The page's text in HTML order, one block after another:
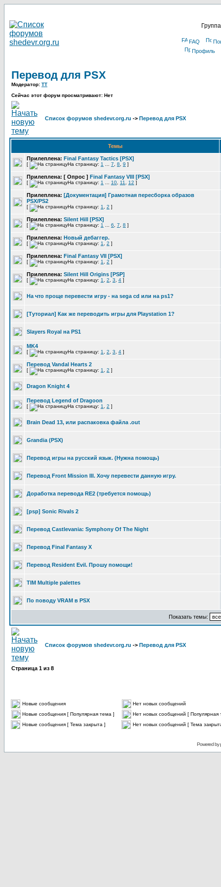
FAQ
Профиль
Перевод для PSX
Модератор: TT
Сейчас этот форум просматривают: Нет
Список форумов shedevr.org.ru -> Перевод для PSX
Темы
Прилеплена: Final Fantasy Tactics [PSX]
[ На страницу: 1 7 8 9 ]
Прилеплена: [ Опрос ] Final Fantasy VIII [PSX]
[ На страницу: 1 10 11 12 ]
Прилеплена: [Документация] Грамотная пересборка образов
PSX/PS2
[ На страницу: 1 2 ]
Прилеплена: Silent Hill [PSX]
[ На страницу: 1 6 7 8 ]
Прилеплена: Новый дебаггер.
[ На страницу: 1 2 ]
Прилеплена: Final Fantasy VII [PSX]
[ На страницу: 1 2 ]
Прилеплена: Silent Hill Origins [PSP]
[ На страницу: 1 2 3 4 ]
На что проще перевести игру - на sega cd или на ps1?
[Туториал] Как же переводить игры для Playstation 1?
Slayers Royal на PS1
MK4
[ На страницу: 1 2 3 4 ]
Перевод Vandal Hearts 2
[ На страницу: 1 2 ]
Dragon Knight 4
Перевод Legend of Dragoon
[ На страницу: 1 2 ]
Brain Dead 13, или распаковка файла .out
Grandia (PSX)
Перевод игры на русский язык. (Нужна помощь)
Перевод Front Mission III. Хочу перевести данную игру.
Доработка перевода RE2 (требуется помощь)
[psp] Sonic Rivals 2
Перевод Castlevania: Symphony Of The Night
Перевод Final Fantasy X
Перевод Resident Evil. Прошу помощи!
TIM Multiple palettes
По поводу VRAM в PSX
Показать темы:
Список форумов shedevr.org.ru -> Перевод для PSX
Страница 1 из 8
Новые сообщения
Нет новых сообщений
Новые сообщения [ Популярная тема ]
Нет новых сообщений [ Популярная
Новые сообщения [ Тема закрыта ]
Нет новых сообщений [ Тема
Powered by